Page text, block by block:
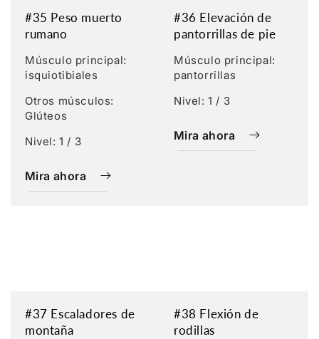
#35 Peso muerto
rumano
Músculo principal:
isquiotibiales
Otros músculos:
Glúteos
Nivel: 1 / 3
Mira ahora
#36 Elevación de
pantorrillas de pie
Músculo principal:
pantorrillas
Nivel: 1 / 3
Mira ahora
#37 Escaladores de
montaña
#38 Flexión de
rodillas